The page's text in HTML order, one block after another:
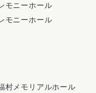
モニーホール
モニーホール
村メモリアルホール